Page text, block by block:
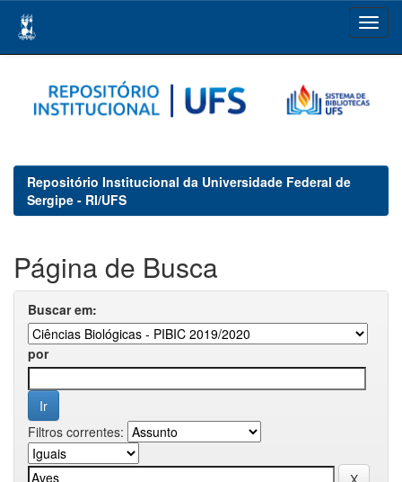
navigation
Repositório Institucional da Universidade Federal de
Sergipe - RI/UFS
Página de Busca
Buscar em:
por
Filtros correntes: